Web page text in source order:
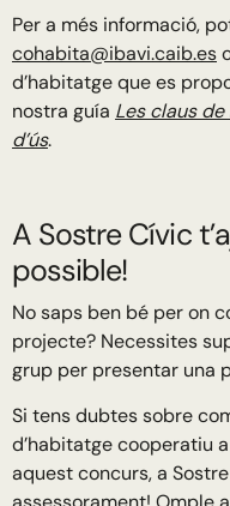
Per a més informació,
cohabita@ibavi.caib.es
d’habitatge que es
nostra guía Les claus
d’ús.
A Sostre Cívic
possible!
No saps ben bé per on
projecte? Necessites
grup per presentar una
Si tens dubtes sobre
d’habitatge cooperatiu
aquest concurs, a